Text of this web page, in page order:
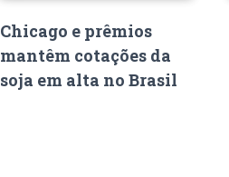
Chicago e prêmios
mantêm cotações da
soja em alta no Brasil